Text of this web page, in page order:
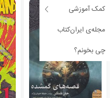
کمک آموزشی
مجله‌ی ایران‌کتاب
چی بخونم؟
ی
ش
ن
ه
ا
د
و
ی
ژ